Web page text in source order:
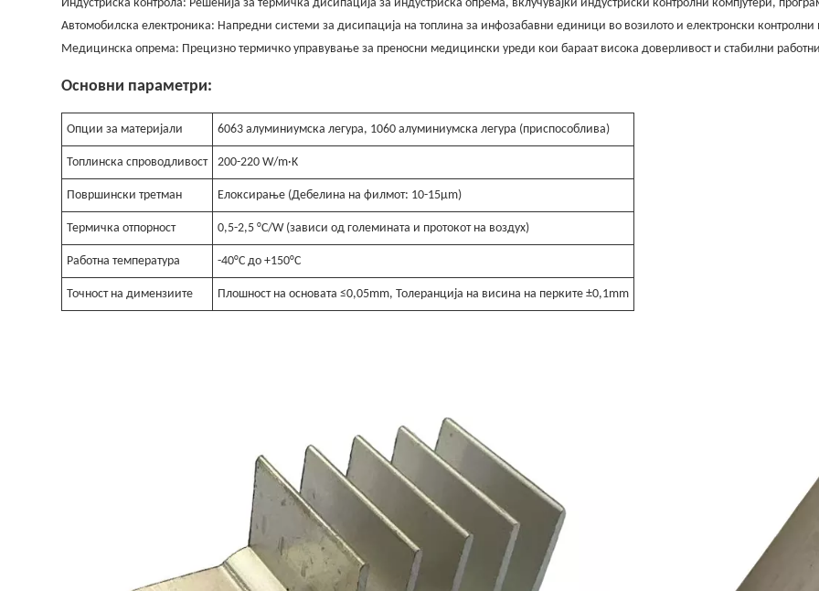
Индустриска контрола: Решенија за термичка дисипација за индустриска опрема, вклучувајќи индустриски контролни компјутери,
Автомобилска електроника: Напредни системи за дисипација на топлина за инфозабавни единици во возилото и електронски контролни
Медицинска опрема: Прецизно термичко управување за преносни медицински уреди кои бараат висока доверливост и стабилни
Основни параметри:
Опции за материјали 6063 алуминиумска легура, 1060 алуминиумска легура (приспособлива)
Топлинска спроводливост 200-220 W/m·K
Површински третман Елоксирање (Дебелина на филмот: 10-15μm)
Термичка отпорност 0,5-2,5 °C/W (зависи од големината и протокот на воздух)
Работна температура -40°C до +150°C
Точност на димензиите Плошност на основата ≤0,05mm, Толеранција на висина на перките ±0,1mm